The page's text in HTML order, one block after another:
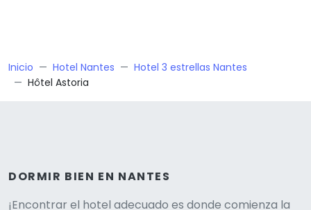
Inicio Hotel Nantes
Hotel 3 estrellas Nantes
Hôtel Astoria
DORMIR BIEN EN NANTES
¡Encontrar el hotel adecuado es donde comienza la